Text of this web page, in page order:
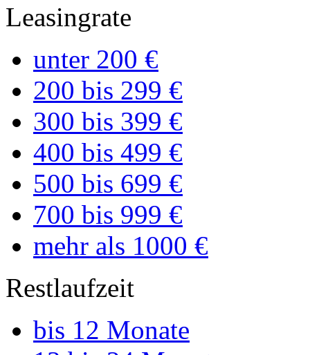
Leasingrate
unter 200 €
200 bis 299 €
300 bis 399 €
400 bis 499 €
500 bis 699 €
700 bis 999 €
mehr als 1000 €
Restlaufzeit
bis 12 Monate